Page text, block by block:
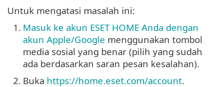
Untuk mengatasi masalah ini:
1. Masuk ke akun ESET HOME Anda dengan
akun Apple/Google menggunakan tombol
media sosial yang benar (pilih yang sudah
ada berdasarkan saran pesan kesalahan).
2. Buka https://home.eset.com/account.